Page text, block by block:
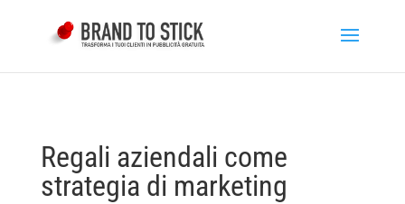
Regali aziendali come
strategia di marketing